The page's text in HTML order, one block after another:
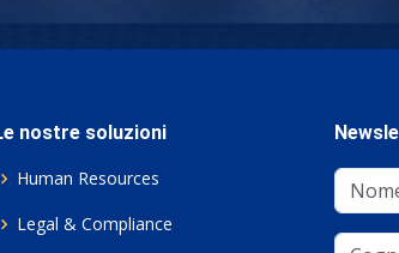
nostre soluzioni
Human Resources
Legal & Compliance